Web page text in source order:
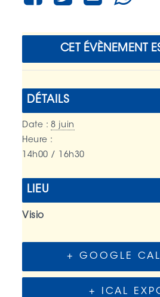
CET ÉVÈNEMENT
DÉTAILS
Date : 8 juin
Heure :
14h00 / 16h30
LIEU
Visio
+ GOOGLE
+ ICAL